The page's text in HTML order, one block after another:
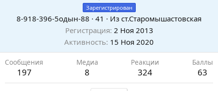
Зарегистрирован
8-918-396-5одын-88 · 41 · Из ст.Старомышастовская
Регистрация 2 Ноя 2013
Активность 15 Ноя 2020
Сообщения
197
Медиа
8
Реакции
324
Баллы
63